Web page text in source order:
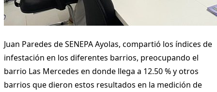
Juan Paredes de SENEPA Ayolas, compartió los índices de
infestación en los diferentes barrios, preocupando el
barrio Las Mercedes en donde llega a 12.50 % y otros
barrios que dieron estos resultados en la medición de